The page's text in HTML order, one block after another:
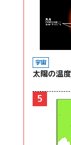
宇宙
太陽の温
5